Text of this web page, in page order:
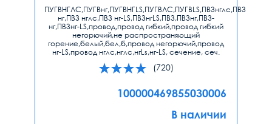
ПУГВНГЛС,ПУГВнг,ПУГВНГLS,ПУГВЛС,ПУГВLS,ПВ3нглс,ПВ3
нг,ПВ3 нглс,ПВ3 нг-LS,ПВ3нгLS,ПВ3,ПВ3нг,ПВ3-
нг,ПВ3нг-LS,провод,провод гибкий,провод гибкий
негорючий,не распространяющий
горение,белый,бел,б,провод негорючий,провод
нг-LS,провод нглс,нглс,нгLs,нг-LS, сечение, сеч.
(720)
100000469855030006
В наличии